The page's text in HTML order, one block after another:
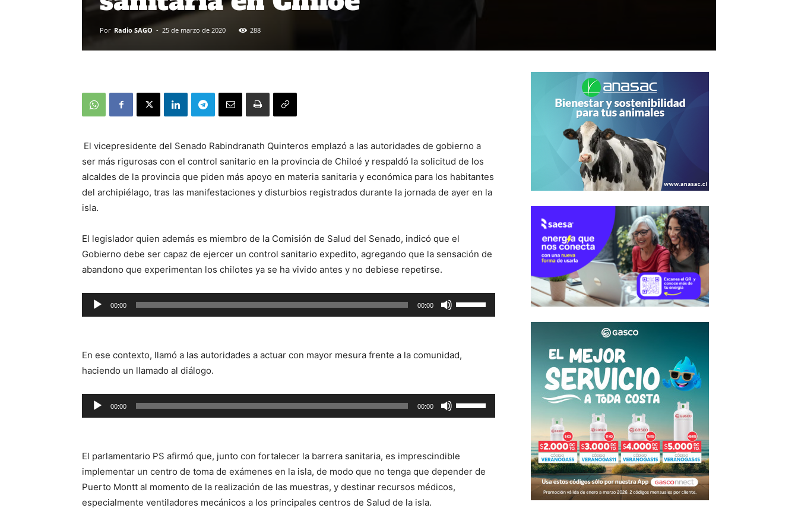
Por Radio SAGO - 25 de marzo de 2020 288
El vicepresidente del Senado Rabindranath Quinteros emplazó a las autoridades de gobierno a
ser más rigurosas con el control sanitario en la provincia de Chiloé y respaldó la solicitud de los
alcaldes de la provincia que piden más apoyo en materia sanitaria y económica para los habitantes
del archipiélago, tras las manifestaciones y disturbios registrados durante la jornada de ayer en la
isla.
El legislador quien además es miembro de la Comisión de Salud del Senado, indicó que el
Gobierno debe ser capaz de ejercer un control sanitario expedito, agregando que la sensación de
abandono que experimentan los chilotes ya se ha vivido antes y no debiese repetirse.
Reproductor
de
00:00 00:00
las
flecha
para
aumentar
el
volumen.
En ese contexto, llamó a las autoridades a actuar con mayor mesura frente a la comunidad,
haciendo un llamado al diálogo.
Reproductor
de
00:00 00:00
las
flecha
arriba/abajo
El parlamentario PS afirmó que, junto con fortalecer la barrera sanitaria, es imprescindible
implementar un centro de toma de exámenes en la isla, de modo que no tenga que depender de
Puerto Montt al momento de la realización de las muestras, y destinar recursos médicos,
especialmente ventiladores mecánicos a los principales centros de Salud de la isla.